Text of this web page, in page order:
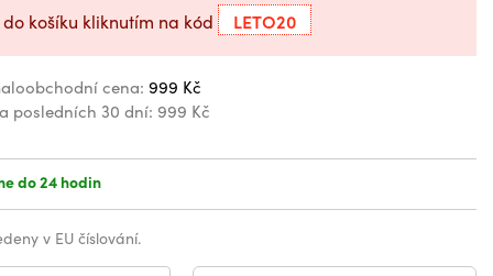
do košíku kliknutím na kód LETO20
cena: 999 Kč
posledních 30 dní: 999 Kč
do 24 hodin
v EU číslování.